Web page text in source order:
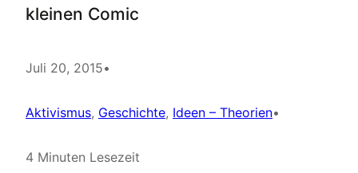
kleinen Comic
Juli 20, 2015•
Aktivismus, Geschichte, Ideen – Theorien•
4 Minuten Lesezeit